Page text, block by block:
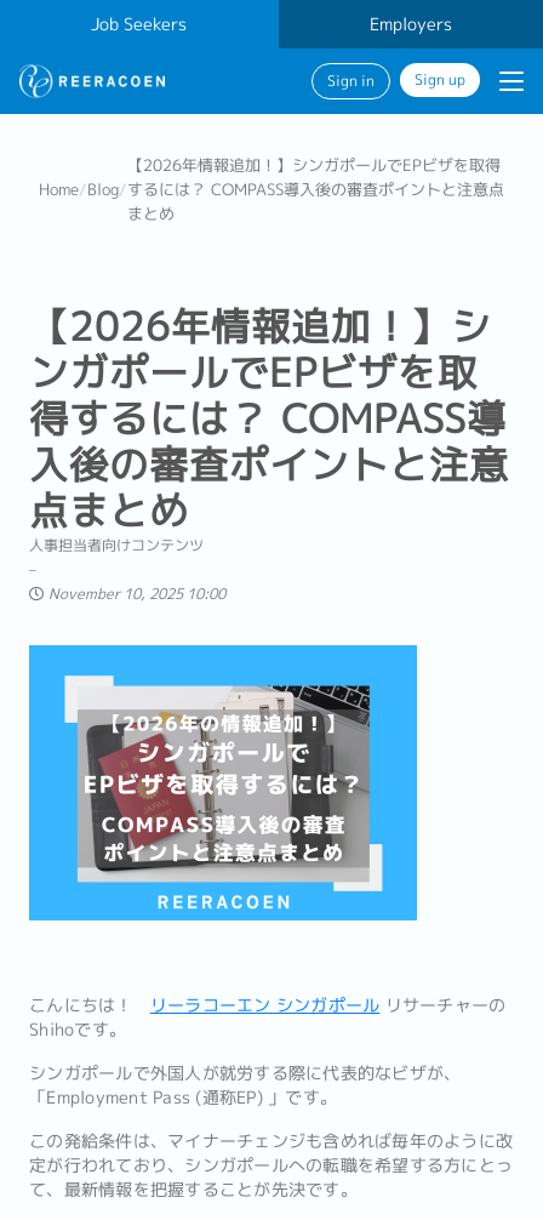
Job Seekers Employers
Sign in Sign up
Home/Blog/
【2026年情報追加！】シンガポールでEPビザを取得
するには？ COMPASS導入後の審査ポイントと注意点
まとめ
【2026年情報追加！】シ
ンガポールでEPビザを取
得するには？ COMPASS導
入後の審査ポイントと注意
点まとめ
人事担当者向けコンテンツ
November 10, 2025 10:00
こんにちは！ リーラコーエン シンガポール リサーチャーの
Shihoです。
シンガポールで外国人が就労する際に代表的なビザが、
「Employment Pass (通称EP) 」です。
この発給条件は、マイナーチェンジも含めれば毎年のように改
定が行われており、シンガポールへの転職を希望する方にとっ
て、最新情報を把握することが先決です。